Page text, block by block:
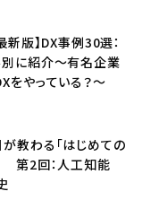
新版】DX事例30選：
に紹介～有名企業
をやっている？～
教わる「はじめての
第2回：人工知能